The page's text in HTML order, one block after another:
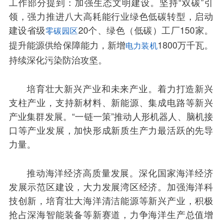
领，强力推进八大高耗能行业绿色低碳转型，启动
建设省级零碳园区20个、绿色（低碳）工厂150家。
提升能源供给保障能力，新增电力装机1800万千瓦。
持续深化污染防治攻坚。
培育壮大新兴产业和未来产业。着力打造新兴
支柱产业，支持新材料、新能源、集成电路等新兴
产业集群发展。“一链一策”推动人形机器人、脑机接
口等产业发展，加快形成新质生产力最活跃的先导
力量。
推动海洋经济高质量发展。深化国家海洋经济
发展示范区建设，大力发展湾区经济。加强海洋科
技创新，培育壮大海洋清洁能源等新兴产业，积极
抢占深海智能装备等新赛道，力争海洋生产总值增